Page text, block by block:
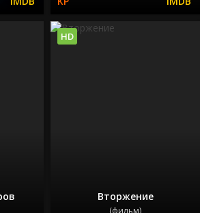
Вторжение
(фильм)
HD